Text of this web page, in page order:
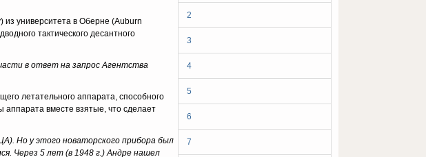
2
3
4
5
6
7
из университета в Оберне (Auburn
тактического десантного
в ответ на запрос Агентства
летательного аппарата, способного
аппарата вместе взятые, что сделает
Но у этого новаторского прибора был
Через 5 лет (в 1948 г.) Андре нашел